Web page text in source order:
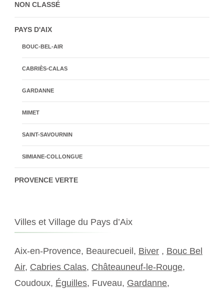
NON CLASSÉ
PAYS D'AIX
BOUC-BEL-AIR
CABRIÈS-CALAS
GARDANNE
MIMET
SAINT-SAVOURNIN
SIMIANE-COLLONGUE
PROVENCE VERTE
Villes et Village du Pays d’Aix
Aix-en-Provence, Beaurecueil, Biver , Bouc Bel
Air, Cabries Calas, Châteauneuf-le-Rouge,
Coudoux, Éguilles, Fuveau, Gardanne,